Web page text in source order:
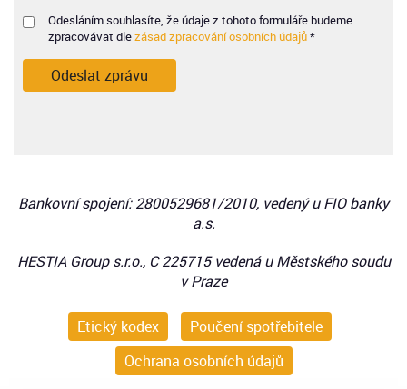
Odesláním souhlasíte, že údaje z tohoto formuláře budeme
zpracovávat dlezásad zpracování osobních údajů*
Odeslat zprávu
Bankovní spojení: 2800529681/2010, vedený u FIO banky
a.s.
HESTIA Group s.r.o., C 225715 vedená u Městského soudu
v Praze
Etický kodex
Poučení spotřebitele
Ochrana osobních údajů